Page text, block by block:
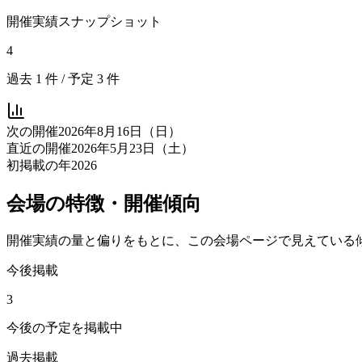
開催実績スナップショット
4
過去 1 件 / 予定 3 件
次の開催2026年8月16日（日）
直近の開催2026年5月23日（土）
初掲載の年2026
会場の特徴・開催傾向
開催実績の量と偏りをもとに、この会場ページで見えている
今後掲載
3
今後の予定を掲載中
過去掲載